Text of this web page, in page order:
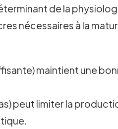
de la
nécessaires à la
maintient une
peut limiter la